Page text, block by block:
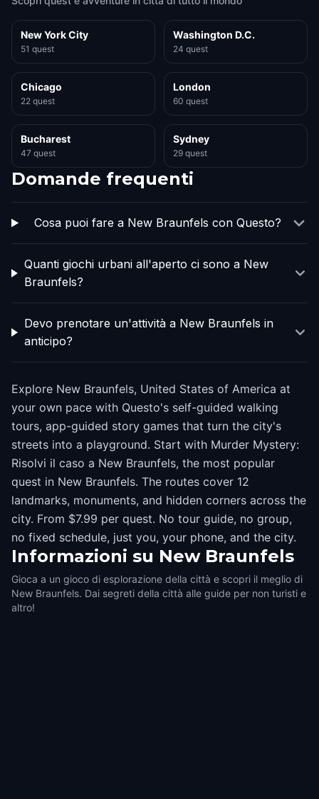
New York City
51 quest
Washington D.C.
24 quest
Chicago
22 quest
London
60 quest
Bucharest
47 quest
Sydney
29 quest
Domande frequenti
Cosa puoi fare a New Braunfels con Questo?
Quanti giochi urbani all'aperto ci sono a New
Braunfels?
Devo prenotare un'attività a New Braunfels in
anticipo?
Explore New Braunfels, United States of America at
your own pace with Questo's self-guided walking
tours, app-guided story games that turn the city's
streets into a playground. Start with Murder Mystery:
Risolvi il caso a New Braunfels, the most popular
quest in New Braunfels. The routes cover 12
landmarks, monuments, and hidden corners across the
city. From $7.99 per quest. No tour guide, no group,
no fixed schedule, just you, your phone, and the city.
Informazioni su New Braunfels
Gioca a un gioco di esplorazione della città e scopri il meglio di
New Braunfels. Dai segreti della città alle guide per non turisti e
altro!